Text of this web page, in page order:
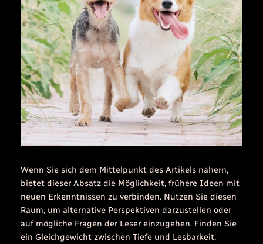
Wenn Sie sich dem Mittelpunkt des Artikels nähern,
bietet dieser Absatz die Möglichkeit, frühere Ideen mit
neuen Erkenntnissen zu verbinden. Nutzen Sie diesen
Raum, um alternative Perspektiven darzustellen oder
auf mögliche Fragen der Leser einzugehen. Finden Sie
ein Gleichgewicht zwischen Tiefe und Lesbarkeit,